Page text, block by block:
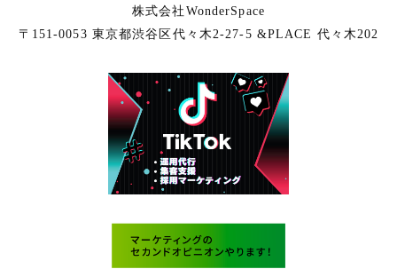
株式会社WonderSpace
〒151-0053 東京都渋谷区代々木2-27-5 &PLACE 代々木202